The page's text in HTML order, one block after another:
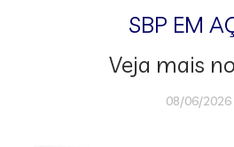
SBP EM
Veja mais
08/06/2026